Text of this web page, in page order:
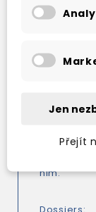
price
Follow
the
him.
Jen
Přejít